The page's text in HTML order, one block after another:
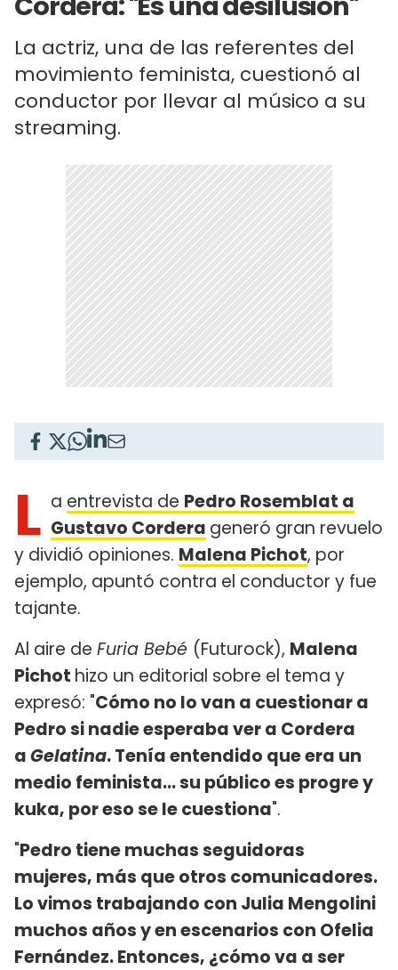
La actriz, una de las referentes del
movimiento feminista, cuestionó al
conductor por llevar al músico a su
streaming.
L a entrevista de Pedro Rosemblat a
Gustavo Cordera generó gran revuelo
y dividió opiniones. Malena Pichot, por
ejemplo, apuntó contra el conductor y fue
tajante.
Al aire de Furia Bebé (Futurock), Malena
Pichot hizo un editorial sobre el tema y
expresó: "Cómo no lo van a cuestionar a
Pedro si nadie esperaba ver a Cordera
aGelatina. Tenía entendido que era un
medio feminista... su público es progre y
kuka, por eso se le cuestiona".
"Pedro tiene muchas seguidoras
mujeres, más que otros comunicadores.
Lo vimos trabajando con Julia Mengolini
muchos años y en escenarios con Ofelia
Fernández. Entonces, ¿cómo va a ser